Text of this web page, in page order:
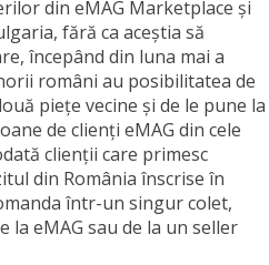
din eMAG Marketplace și
fără ca aceștia să
începând din luna mai a
români au posibilitatea de
piețe vecine și de le pune la
de clienți eMAG din cele
clienții care primesc
din România înscrise în
într-un singur colet,
la eMAG sau de la un seller